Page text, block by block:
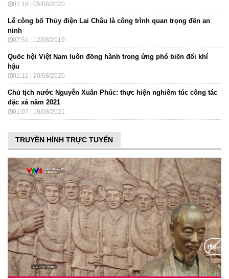
01:18 | 05/08/2020
Lễ công bố Thủy điện Lai Châu là công trình quan trọng đến an
ninh
07:51 | 12/08/2019
Quốc hội Việt Nam luôn đồng hành trong ứng phó biến đổi khí
hậu
01:11 | 20/08/2020
Chủ tịch nước Nguyễn Xuân Phúc: thực hiện nghiêm túc công tác
đặc xá năm 2021
01:07 | 18/08/2021
TRUYỀN HÌNH TRỰC TUYẾN